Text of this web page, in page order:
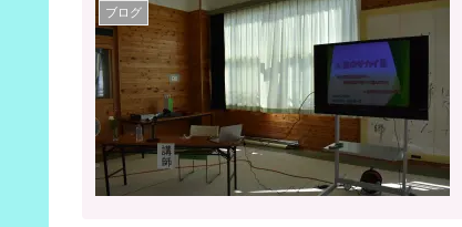
ブログ